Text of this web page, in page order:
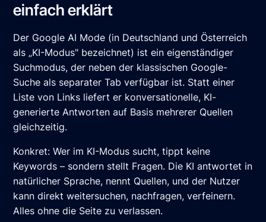
einfach erklärt
Der Google AI Mode (in Deutschland und Österreich
als „KI-Modus" bezeichnet) ist ein eigenständiger
Suchmodus, der neben der klassischen Google-
Suche als separater Tab verfügbar ist. Statt einer
Liste von Links liefert er konversationelle, KI-
generierte Antworten auf Basis mehrerer Quellen
gleichzeitig.
Konkret: Wer im KI-Modus sucht, tippt keine
Keywords – sondern stellt Fragen. Die KI antwortet in
natürlicher Sprache, nennt Quellen, und der Nutzer
kann direkt weitersuchen, nachfragen, verfeinern.
Alles ohne die Seite zu verlassen.